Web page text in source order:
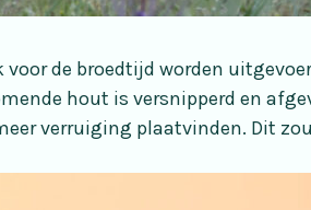
de broedtijd worden
hout is versnipperd en
verruiging plaatvinden. Dit